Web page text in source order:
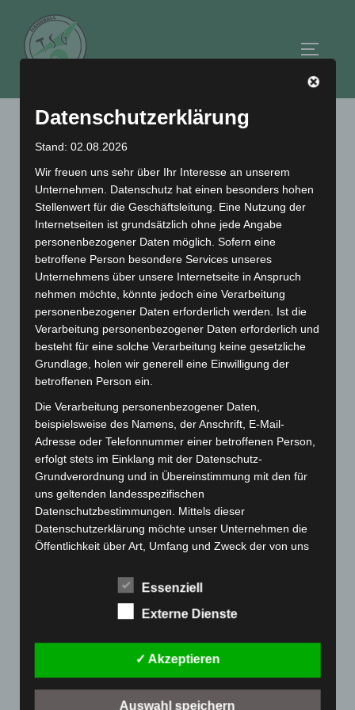
Inhalt
springen
Autor:
1Beste mit beeindruckender
Leistung
Am vergangenen Samstag zeigte sich
eindrucksvoll, was Kampfgeist, Wille und
gemeinsam füreinander spielen im Sport
ausmachen können. Mit 5 Feldspielern und einem
Torwart trat unsere 1Beste die Reise nach
Hohenems …
MEHRÜBER „1BESTE MIT
LESEN
Datenschutzerklärung
Stand: 02.08.2026
Wir freuen uns sehr über Ihr Interesse an unserem
Unternehmen. Datenschutz hat einen besonders hohen
Stellenwert für die Geschäftsleitung. Eine Nutzung der
Internetseiten ist grundsätzlich ohne jede Angabe
personenbezogener Daten möglich. Sofern eine
betroffene Person besondere Services unseres
Unternehmens über unsere Internetseite in Anspruch
nehmen möchte, könnte jedoch eine Verarbeitung
personenbezogener Daten erforderlich werden. Ist die
Verarbeitung personenbezogener Daten erforderlich und
besteht für eine solche Verarbeitung keine gesetzliche
Grundlage, holen wir generell eine Einwilligung der
betroffenen Person ein.
Die Verarbeitung personenbezogener Daten,
beispielsweise des Namens, der Anschrift, E-Mail-
Adresse oder Telefonnummer einer betroffenen Person,
erfolgt stets im Einklang mit der Datenschutz-
Grundverordnung und in Übereinstimmung mit den für
uns geltenden landesspezifischen
Datenschutzbestimmungen. Mittels dieser
Datenschutzerklärung möchte unser Unternehmen die
Öffentlichkeit über Art, Umfang und Zweck der von uns
personenbezogenen Daten informieren. Ferner werden
über die ihnen zustehenden Rechte aufgeklärt.
Wir haben als für die Verarbeitung Verantwortlicher
zahlreiche technische und organisatorische Maßnahmen
umgesetzt, um einen möglichst lückenlosen Schutz der
über diese Internetseite verarbeiteten
Essenziell
Externe Dienste
✓ Akzeptieren
Auswahl speichern